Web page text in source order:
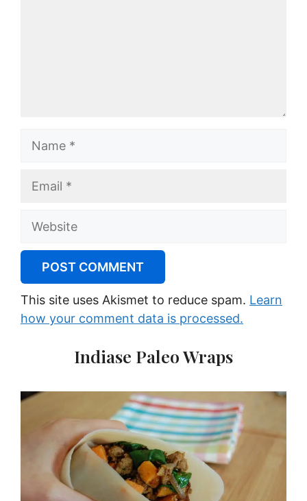
Website
This site uses Akismet to reduce spam. Learn
how your comment data is processed.
Indiase Paleo Wraps